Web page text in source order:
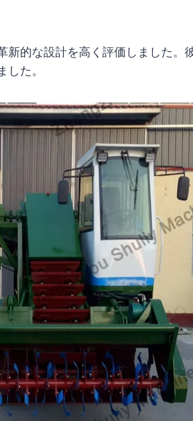
新的な設計を高く評価しました
た。